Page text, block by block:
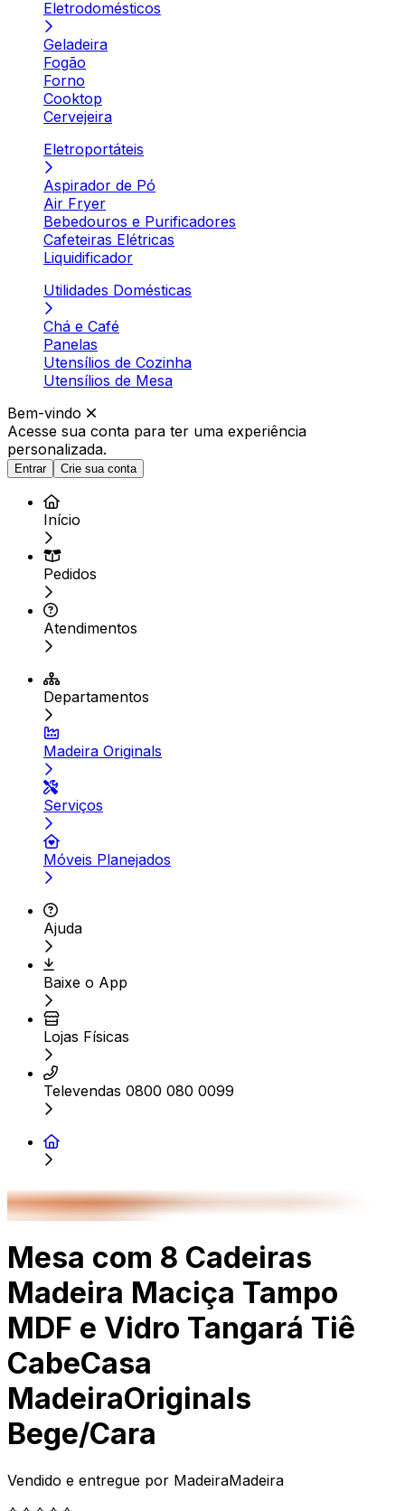
Eletrodomésticos
Geladeira
Fogão
Forno
Cooktop
Cervejeira
Eletroportáteis
Aspirador de Pó
Air Fryer
Bebedouros e Purificadores
Cafeteiras Elétricas
Liquidificador
Utilidades Domésticas
Chá e Café
Panelas
Utensílios de Cozinha
Utensílios de Mesa
Bem-vindo
Acesse sua conta para ter uma experiência
personalizada.
Entrar Crie sua conta
Início
Pedidos
Atendimentos
Departamentos
Madeira Originals
Serviços
Móveis Planejados
Ajuda
Baixe o App
Lojas Físicas
Televendas 0800 080 0099
Mesa com 8 Cadeiras
Madeira Maciça Tampo
MDF e Vidro Tangará Tiê
CabeCasa
MadeiraOriginals
Bege/Cara
Vendido e entregue por MadeiraMadeira